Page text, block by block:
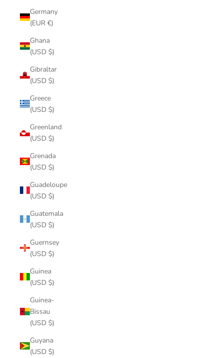
Germany
(EUR €)
Ghana
(USD $)
Gibraltar
(USD $)
Greece
(USD $)
Greenland
(USD $)
Grenada
(USD $)
Guadeloupe
(USD $)
Guatemala
(USD $)
Guernsey
(USD $)
Guinea
(USD $)
Guinea-
Bissau
(USD $)
Guyana
(USD $)